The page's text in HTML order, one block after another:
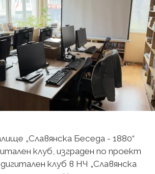
„Славянска Беседа - 1880“
клуб, изграден по проект
клуб в НЧ „Славянска